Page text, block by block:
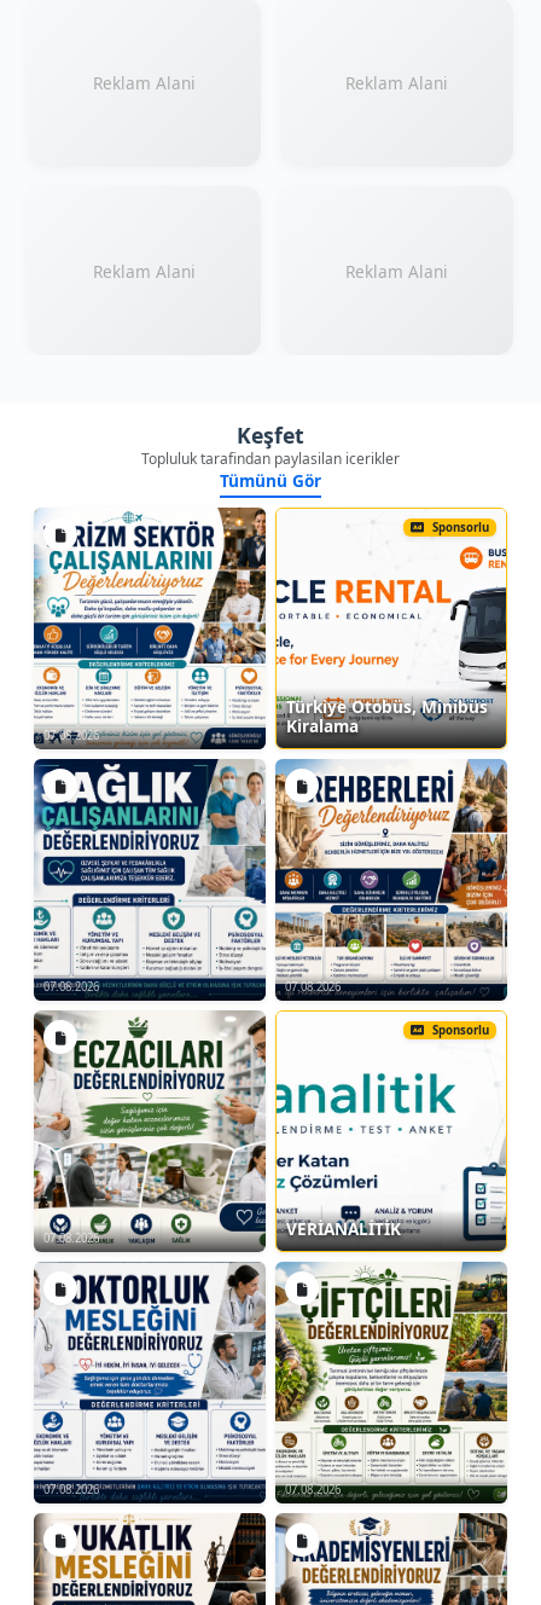
Reklam Alani Reklam Alani
Reklam Alani Reklam Alani
Keşfet
Topluluk tarafindan paylasilan icerikler
Tümünü Gör
07.08.2026
Sponsorlu
Türkiye Otobüs, Minibüs
Kiralama
07.08.2026 07.08.2026
07.08.2026
Sponsorlu
VERİANALİTİK
07.08.2026 07.08.2026